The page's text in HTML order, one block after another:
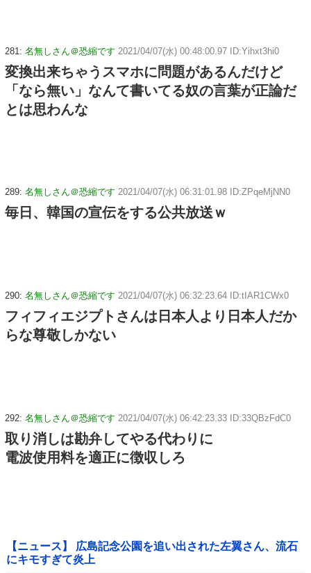
281: 名無しさん＠恐縮です 2021/04/07(水) 00:48:00.97 ID:Yihxt3hi0
変換出来ちゃうスマホに問題があるんだけど
「なら無い」なんて書いてる奴の言葉が正論だ
とは思わんな
289: 名無しさん＠恐縮です 2021/04/07(水) 06:31:01.98 ID:ZPqeMjNN0
毎日、韓国の宣伝をする公共放送ｗ
290: 名無しさん＠恐縮です 2021/04/07(水) 06:32:23.64 ID:tIAR1CWx0
フィフィエジプトさんは日本人より日本人だか
らな尊敬しかない
292: 名無しさん＠恐縮です 2021/04/07(水) 06:42:23.33 ID:33QBzFdC0
取り消しは勘弁してやる代わりに
電波使用料を適正に徴収しろ
【ニュース】 広島記念公園を追い出された左翼さん、流石
にキモすぎて炎上